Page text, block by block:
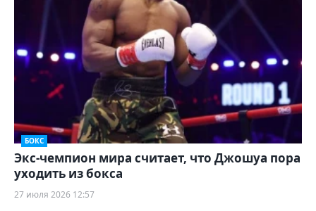
БОКС
Экс-чемпион мира считает, что Джошуа пора
уходить из бокса
27 июля 2026 12:57